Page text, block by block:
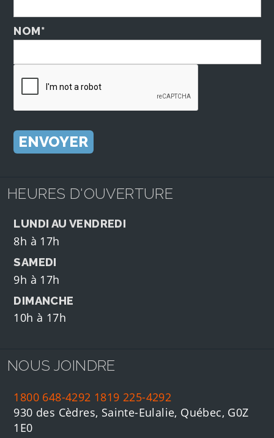
NOM*
HEURES D'OUVERTURE
LUNDI AU VENDREDI
8h à 17h
SAMEDI
9h à 17h
DIMANCHE
10h à 17h
NOUS JOINDRE
1800 648-4292 1819 225-4292
930 des Cèdres, Sainte-Eulalie, Québec, G0Z
1E0